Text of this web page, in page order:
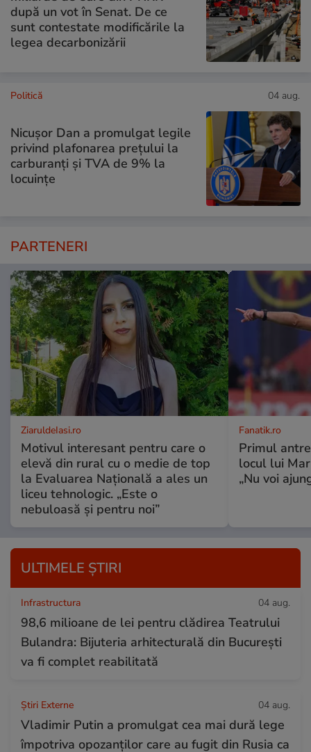
după un vot în Senat. De ce
sunt contestate modificările la
legea decarbonizării
Politică 04 aug.
Nicușor Dan a promulgat legile
privind plafonarea prețului la
carburanți și TVA de 9% la
locuințe
PARTENERI
ZiaruldeIasi.ro
Motivul interesant pentru care o
elevă din rural cu o medie de top
la Evaluarea Națională a ales un
liceu tehnologic. „Este o
nebuloasă și pentru noi”
Fanatik.ro
Primul
locul lui
„Nu voi
ULTIMELE ȘTIRI
Infrastructura 04 aug.
98,6 milioane de lei pentru clădirea Teatrului
Bulandra: Bijuteria arhitecturală din București
va fi complet reabilitată
Știri Externe 04 aug.
Vladimir Putin a promulgat cea mai dură lege
împotriva opozanților care au fugit din Rusia ca